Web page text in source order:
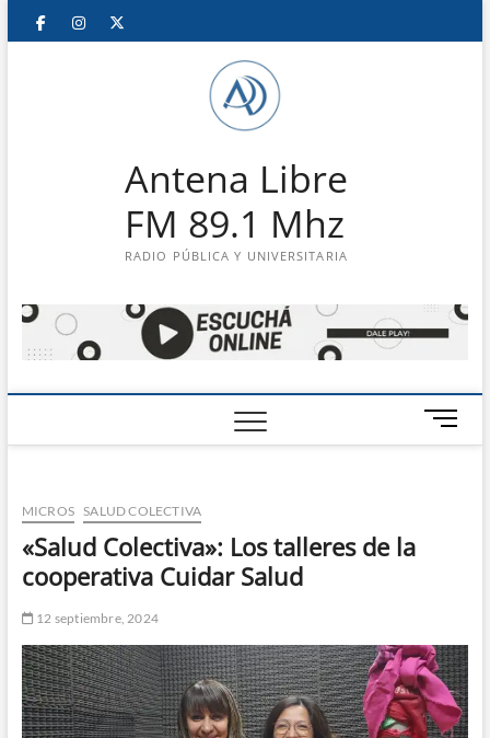
Saltar
FacebookInstagram
Antena Libre
FM 89.1 Mhz
RADIO PÚBLICA Y UNIVERSITARIA
B
o
ú
MICROS SALUD COLECTIVA
«Salud Colectiva»: Los talleres de la
cooperativa Cuidar Salud
12 septiembre, 2024